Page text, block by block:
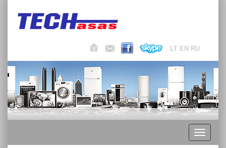
LT EN RU
Toggle